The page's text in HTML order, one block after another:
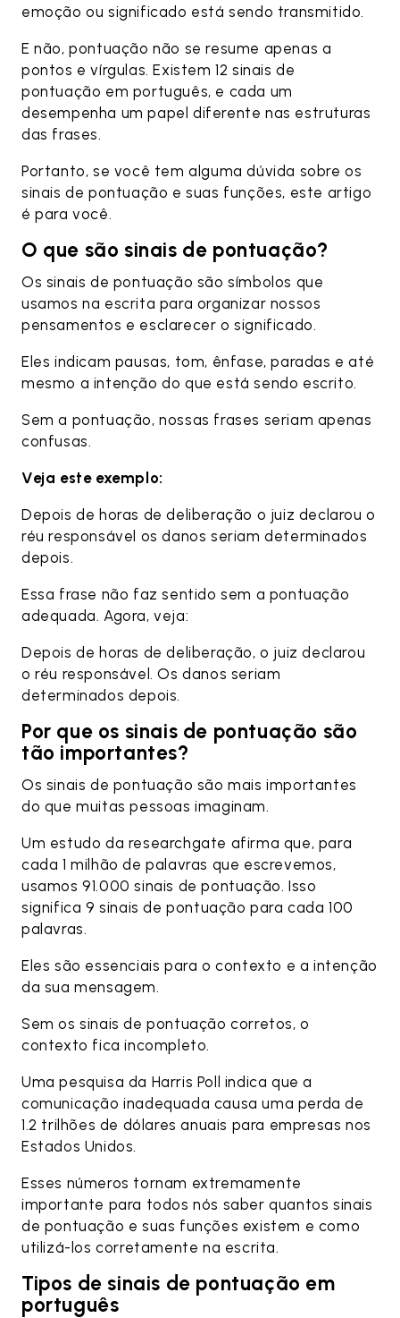
emoção ou significado está sendo transmitido.
E não, pontuação não se resume apenas a
pontos e vírgulas. Existem 12 sinais de
pontuação em português, e cada um
desempenha um papel diferente nas estruturas
das frases.
Portanto, se você tem alguma dúvida sobre os
sinais de pontuação e suas funções, este artigo
é para você.
O que são sinais de pontuação?
Os sinais de pontuação são símbolos que
usamos na escrita para organizar nossos
pensamentos e esclarecer o significado.
Eles indicam pausas, tom, ênfase, paradas e até
mesmo a intenção do que está sendo escrito.
Sem a pontuação, nossas frases seriam apenas
confusas.
Veja este exemplo:
Depois de horas de deliberação o juiz declarou o
réu responsável os danos seriam determinados
depois.
Essa frase não faz sentido sem a pontuação
adequada. Agora, veja:
Depois de horas de deliberação, o juiz declarou
o réu responsável. Os danos seriam
determinados depois.
Por que os sinais de pontuação são
tão importantes?
Os sinais de pontuação são mais importantes
do que muitas pessoas imaginam.
Um estudo da researchgate afirma que, para
cada 1 milhão de palavras que escrevemos,
usamos 91.000 sinais de pontuação. Isso
significa 9 sinais de pontuação para cada 100
palavras.
Eles são essenciais para o contexto e a intenção
da sua mensagem.
Sem os sinais de pontuação corretos, o
contexto fica incompleto.
Uma pesquisa da Harris Poll indica que a
comunicação inadequada causa uma perda de
1.2 trilhões de dólares anuais para empresas nos
Estados Unidos.
Esses números tornam extremamente
importante para todos nós saber quantos sinais
de pontuação e suas funções existem e como
utilizá-los corretamente na escrita.
Tipos de sinais de pontuação em
português